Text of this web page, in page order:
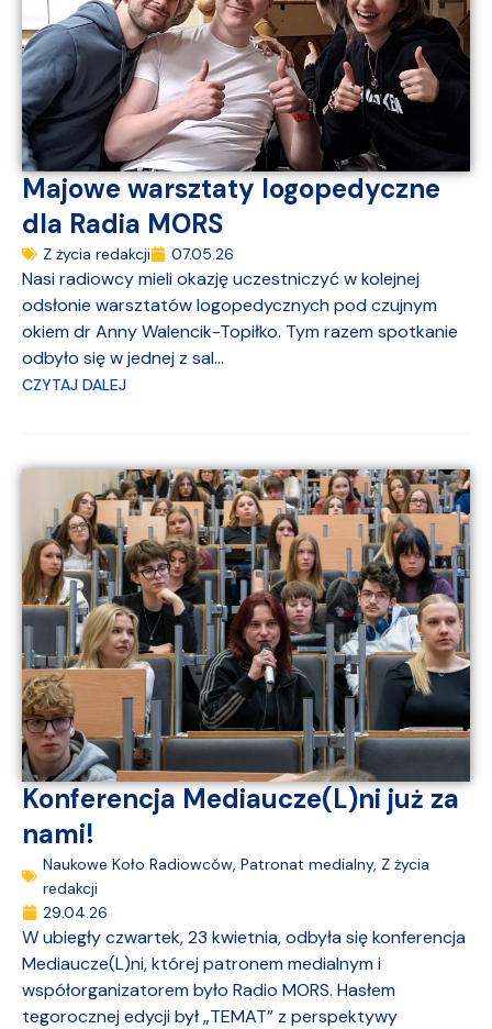
Majowe warsztaty logopedyczne
dla Radia MORS
Z życia redakcji 07.05.26
Nasi radiowcy mieli okazję uczestniczyć w kolejnej
odsłonie warsztatów logopedycznych pod czujnym
okiem dr Anny Walencik-Topiłko. Tym razem spotkanie
odbyło się w jednej z sal...
CZYTAJ DALEJ
Konferencja Mediaucze(L)ni już za
nami!
Naukowe Koło Radiowców, Patronat medialny, Z życia
redakcji
29.04.26
W ubiegły czwartek, 23 kwietnia, odbyła się konferencja
Mediaucze(L)ni, której patronem medialnym i
współorganizatorem było Radio MORS. Hasłem
tegorocznej edycji był „TEMAT” z perspektywy